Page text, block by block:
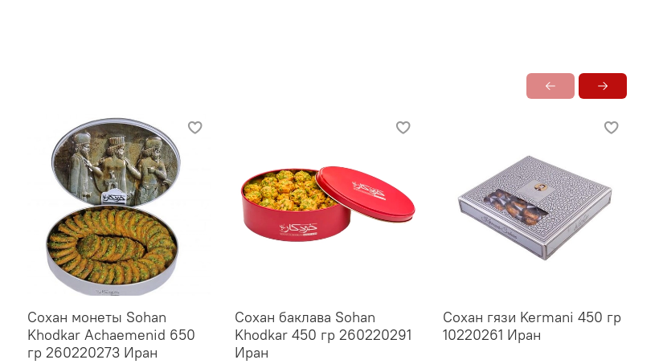
Сохан монеты Sohan
Khodkar Achaemenid 650
гр 260220273 Иран
Сохан баклава Sohan
Khodkar 450 гр 260220291
Иран
Сохан гязи Kermani 450 гр
10220261 Иран